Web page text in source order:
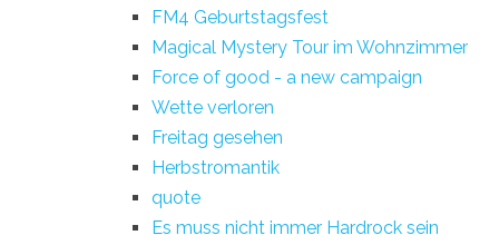
FM4 Geburtstagsfest
Magical Mystery Tour im Wohnzimmer
Force of good - a new campaign
Wette verloren
Freitag gesehen
Herbstromantik
quote
Es muss nicht immer Hardrock sein